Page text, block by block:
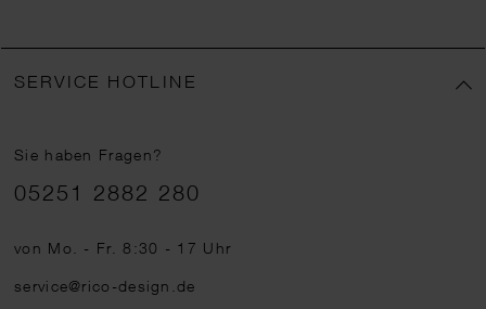
SERVICE HOTLINE
Sie haben Fragen?
Telefonnummer
05251 2882 280
von Mo. - Fr. 8:30 - 17 Uhr
service@rico-design.de